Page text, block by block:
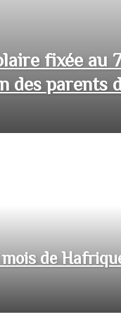
fixée au
des parents
de